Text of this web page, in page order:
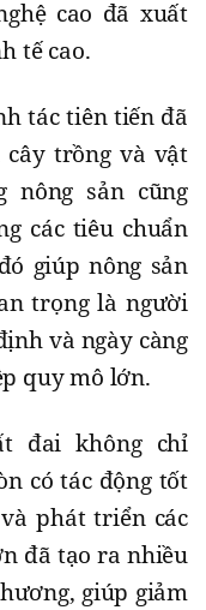
cao đã xuất
tế cao.
tác tiên tiến đã
cây trồng và vật
nông sản cũng
các tiêu chuẩn
giúp nông sản
trọng là người
và ngày càng
quy mô lớn.
đai không chỉ
có tác động tốt
phát triển các
đã tạo ra nhiều
giúp giảm